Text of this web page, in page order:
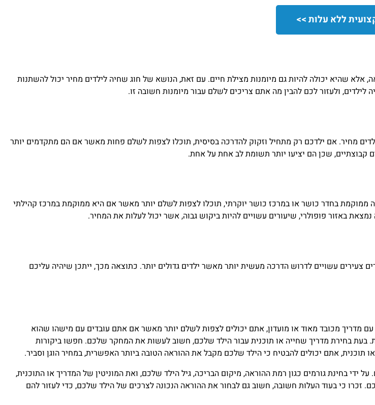
ללא עלות >>
אלא שהיא יכולה להיות גם מיומנות מצילת חיים. עם זאת, הנושא של חוג שחיה לילדים מחיר יכול להשתנות
ולעזור לכם להבין מה אתם צריכים לשלם עבור מיומנות חשובה זו.
מחיר. אם ילדכם רק מתחיל וזקוק להדרכה בסיסית, תוכלו לצפות לשלם פחות מאשר אם הם מתקדמים יותר
קבוצתיים, שכן הם יציעו יותר תשומת לב אחת על אחת.
בחדר כושר או במרכז כושר יוקרתי, תוכלו לצפות לשלם יותר מאשר אם היא ממוקמת במרכז קהילתי
באזור פופולרי, שיעורים עשויים להיות ביקוש גבוה, אשר יכול לעלות את המחיר.
צעירים עשויים לדרוש הדרכה מעשית יותר מאשר ילדים גדולים יותר. כתוצאה מכך, ייתכן שיהיה עליכם
מדריך מכובד מאוד או מועדון, אתם יכולים לצפות לשלם יותר מאשר אם אתם עובדים עם מישהו שהוא
בעת בחירת מדריך שחייה או תוכנית עבור הילד שלכם, חשוב לעשות את המחקר שלכם. חפשו ביקורות
תוכנית, אתם יכולים להבטיח כי הילד שלכם מקבל את ההוראה הטובה ביותר האפשרית, במחיר הוגן וסביר.
ידי בחינת גורמים כגון רמת ההוראה, מיקום הבריכה, גיל הילד שלכם, ואת המוניטין של המדריך או התוכנית,
זכרו כי בעוד העלות חשובה, חשוב גם לבחור את ההוראה הנכונה לצרכים של הילד שלכם, כדי לעזור להם